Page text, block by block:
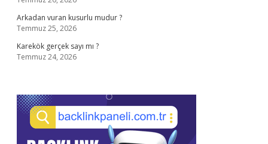
Arkadan vuran kusurlu mudur ?
Temmuz 25, 2026
Karekök gerçek sayı mı ?
Temmuz 24, 2026